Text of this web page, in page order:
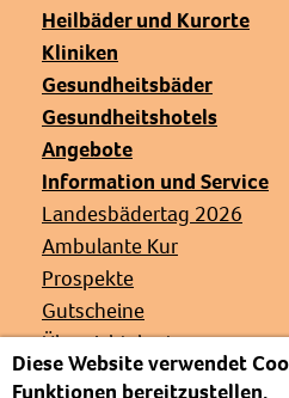
Heilbäder und Kurorte
Kliniken
Gesundheitsbäder
Gesundheitshotels
Angebote
Information und Service
Landesbädertag 2026
Ambulante Kur
Prospekte
Gutscheine
Übersichtskarte
Veranstaltungen
Diese Website verwendet
Funktionen bereitzustellen.